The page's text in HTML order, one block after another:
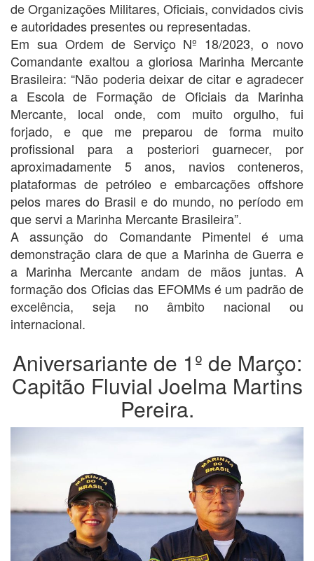
de Organizações Militares, Oficiais, convidados civis
e autoridades presentes ou representadas.
Em sua Ordem de Serviço Nº 18/2023, o novo
Comandante exaltou a gloriosa Marinha Mercante
Brasileira: “Não poderia deixar de citar e agradecer
a Escola de Formação de Oficiais da Marinha
Mercante, local onde, com muito orgulho, fui
forjado, e que me preparou de forma muito
profissional para a posteriori guarnecer, por
aproximadamente 5 anos, navios conteneros,
plataformas de petróleo e embarcações offshore
pelos mares do Brasil e do mundo, no período em
que servi a Marinha Mercante Brasileira”.
A assunção do Comandante Pimentel é uma
demonstração clara de que a Marinha de Guerra e
a Marinha Mercante andam de mãos juntas. A
formação dos Oficias das EFOMMs é um padrão de
excelência, seja no âmbito nacional ou
internacional.
Aniversariante de 1º de Março:
Capitão Fluvial Joelma Martins
Pereira.